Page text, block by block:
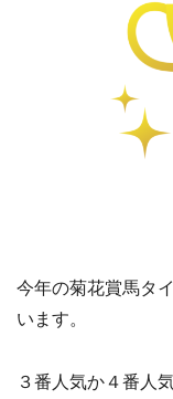
今年の菊花賞馬タ
います。
３番人気か４番人